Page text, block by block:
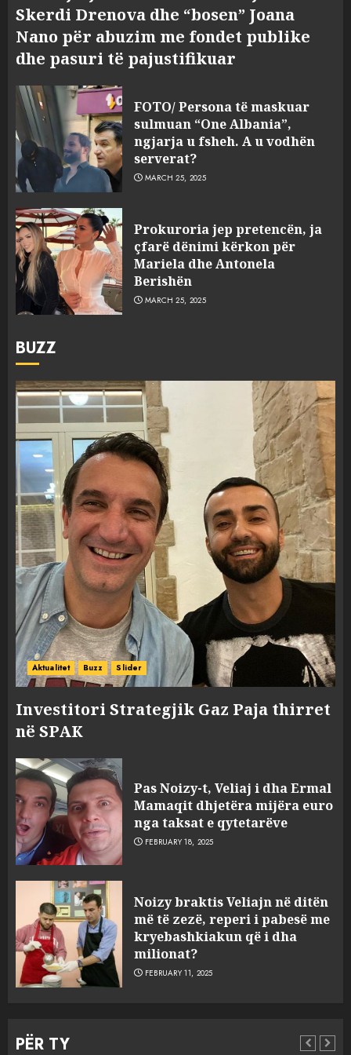
Skerdi Drenova dhe “bosen” Joana
Nano për abuzim me fondet publike
dhe pasuri të pajustifikuar
FOTO/ Persona të maskuar
sulmuan “One Albania”,
ngjarja u fsheh. A u vodhën
serverat?
MARCH 25, 2025
Prokuroria jep pretencën, ja
çfarë dënimi kërkon për
Mariela dhe Antonela
Berishën
MARCH 25, 2025
BUZZ
Aktualitet Buzz Slider
Investitori Strategjik Gaz Paja thirret
në SPAK
Pas Noizy-t, Veliaj i dha Ermal
Mamaqit dhjetëra mijëra euro
nga taksat e qytetarëve
FEBRUARY 18, 2025
Noizy braktis Veliajn në ditën
më të zezë, reperi i pabesë me
kryebashkiakun që i dha
milionat?
FEBRUARY 11, 2025
PËR TY
3
FOTO/ Persona të maskuar
sulmuan “One Albania”,
ngjarja u fsheh. A u vodhën
MARCH 25, 2025
4
çfarë dënimi kërkon për
Mariela dhe Antonela
Berishën
5
ngjau me Talo Çelën”,
dëshmia e Nuredin Dumanit
flet për PERSONAT që e
plagosën!
MARCH 25, 2025